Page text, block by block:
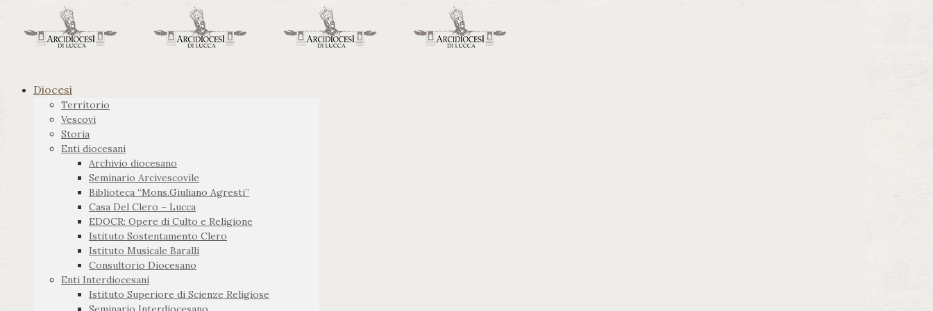
Diocesi
Territorio
Vescovi
Storia
Enti diocesani
Archivio diocesano
Seminario Arcivescovile
Biblioteca “Mons.Giuliano Agresti”
Casa Del Clero – Lucca
EDOCR: Opere di Culto e Religione
Istituto Sostentamento Clero
Istituto Musicale Baralli
Consultorio Diocesano
Enti Interdiocesani
Istituto Superiore di Scienze Religiose